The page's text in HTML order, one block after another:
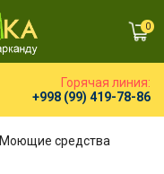
0
Горячая линия:
+998 (99) 419-78-86
Моющие средства